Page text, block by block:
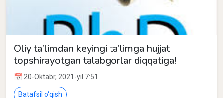
Oliy ta’limdan keyingi ta’limga hujjat
topshirayotgan talabgorlar diqqatiga!
📅 20-Oktabr, 2021-yil 7:51
Batafsil o‘qish